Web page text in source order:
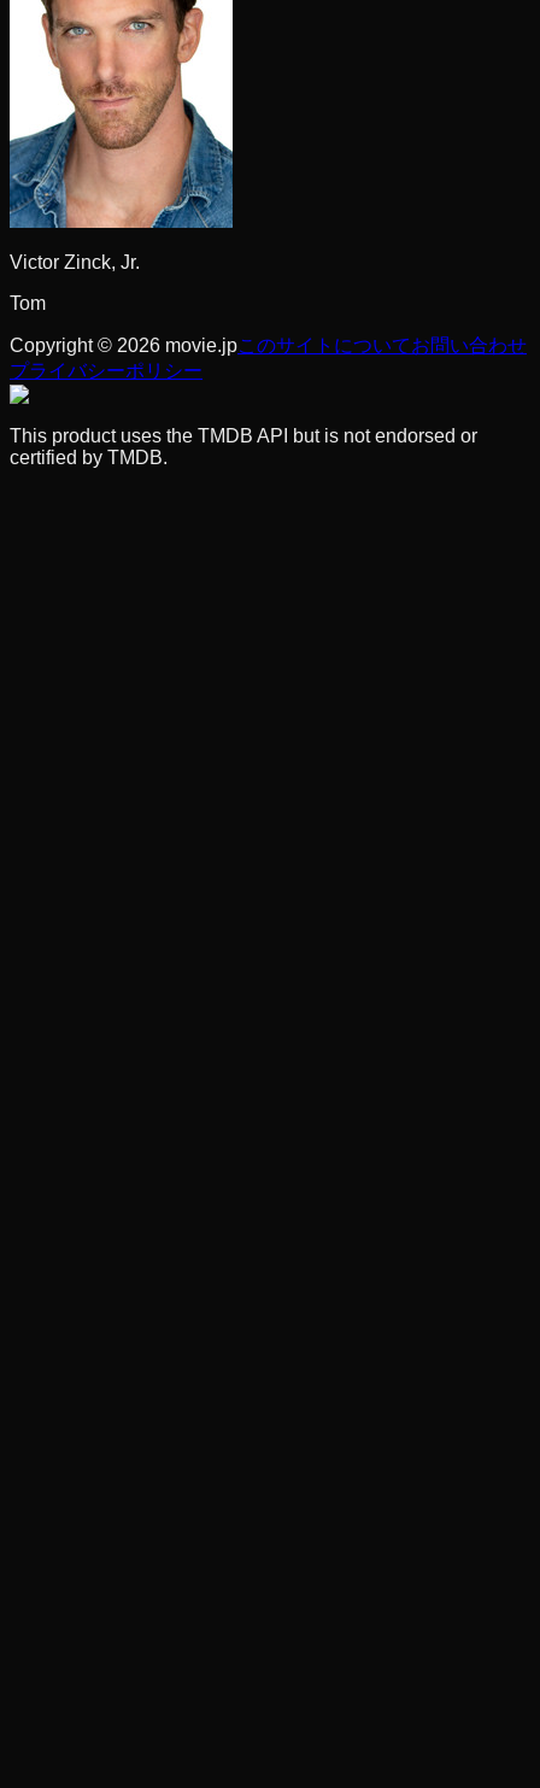
Victor Zinck, Jr.
Tom
Copyright © 2026 movie.jpこのサイトについてお問い合わせ
プライバシーポリシー
This product uses the TMDB API but is not endorsed or
certified by TMDB.